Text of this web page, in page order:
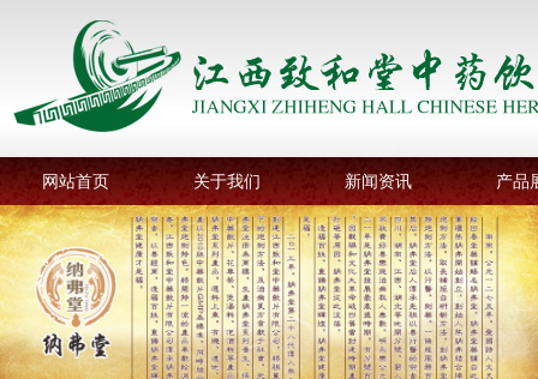
网站首页 关于我们 新闻资讯 产品